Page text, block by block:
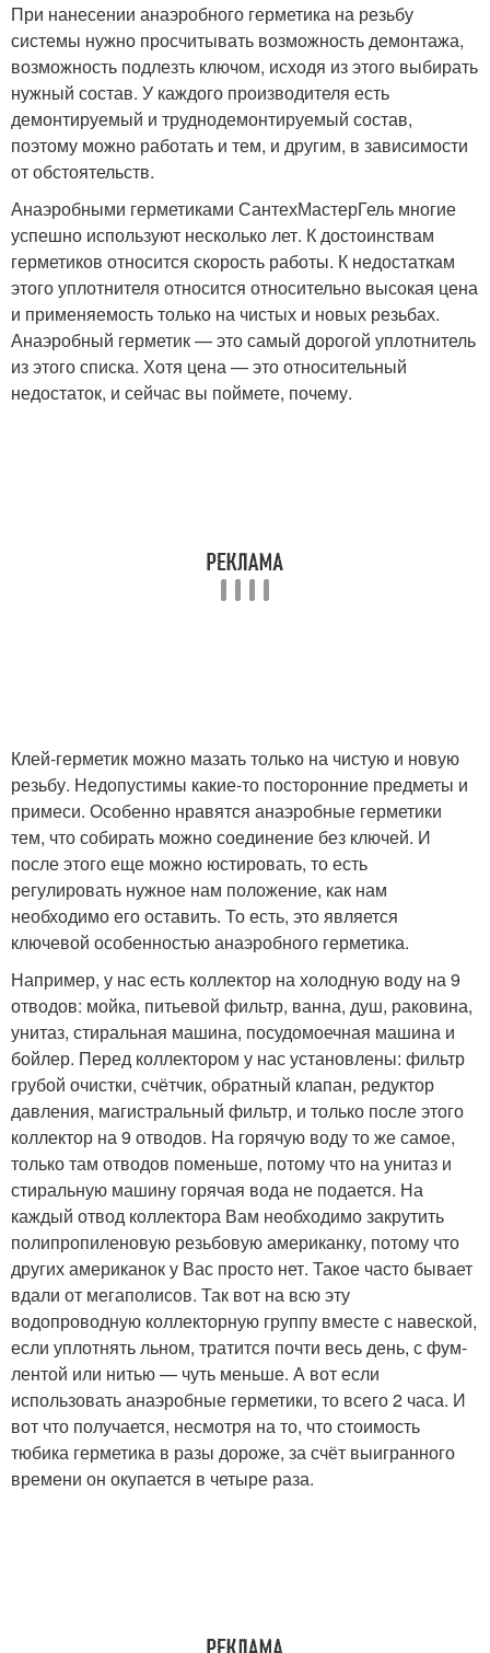
При нанесении анаэробного герметика на резьбу
системы нужно просчитывать возможность демонтажа,
возможность подлезть ключом, исходя из этого выбирать
нужный состав. У каждого производителя есть
демонтируемый и труднодемонтируемый состав,
поэтому можно работать и тем, и другим, в зависимости
от обстоятельств.
Анаэробными герметиками СантехМастер­Гель многие
успешно используют несколько лет. К достоинствам
герметиков относится скорость работы. К недостаткам
этого уплотнителя относится относительно высокая цена
и применяемость только на чистых и новых резьбах.
Анаэробный герметик — это самый дорогой уплотнитель
из этого списка. Хотя цена — это относительный
недостаток, и сейчас вы поймете, почему.
Клей-герметик можно мазать только на чистую и новую
резьбу. Недопустимы какие-то посторонние предметы и
примеси. Особенно нравятся анаэробные герметики
тем, что собирать можно соединение без ключей. И
после этого еще можно юстировать, то есть
регулировать нужное нам положение, как нам
необходимо его оставить. То есть, это является
ключевой особенностью анаэробного герметика.
Например, у нас есть коллектор на холодную воду на 9
отводов: мойка, питьевой фильтр, ванна, душ, раковина,
унитаз, стиральная машина, посудомоечная машина и
бойлер. Перед коллектором у нас установлены: фильтр
грубой очистки, счётчик, обратный клапан, редуктор
давления, магистральный фильтр, и только после этого
коллектор на 9 отводов. На горячую воду то же самое,
только там отводов поменьше, потому что на унитаз и
стиральную машину горячая вода не подается. На
каждый отвод коллектора Вам необходимо закрутить
полипропиленовую резьбовую американку, потому что
других американок у Вас просто нет. Такое часто бывает
вдали от мегаполисов. Так вот на всю эту
водопроводную коллекторную группу вместе с навеской,
если уплотнять льном, тратится почти весь день, с фум-
лентой или нитью — чуть меньше. А вот если
использовать анаэробные герметики, то всего 2 часа. И
вот что получается, несмотря на то, что стоимость
тюбика герметика в разы дороже, за счёт выигранного
времени он окупается в четыре раза.